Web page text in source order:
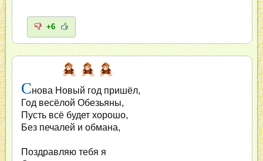
+6
Снова Новый год пришёл,
Год весёлой Обезьяны,
Пусть всё будет хорошо,
Без печалей и обмана,
Поздравляю тебя я